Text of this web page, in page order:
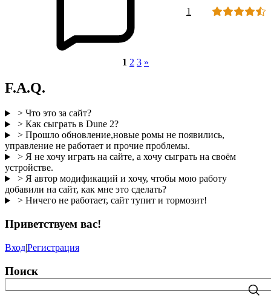
1
1 2 3 »
F.A.Q.
> Что это за сайт?
> Как сыграть в Dune 2?
> Прошло обновление,новые ромы не появились,
управление не работает и прочие проблемы.
> Я не хочу играть на сайте, а хочу сыграть на своём
устройстве.
> Я автор модификаций и хочу, чтобы мою работу
добавили на сайт, как мне это сделать?
> Ничего не работает, сайт тупит и тормозит!
Приветствуем вас!
Вход|Регистрация
Поиск